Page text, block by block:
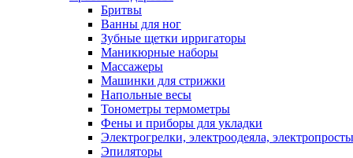
Бритвы
Ванны для ног
Зубные щетки ирригаторы
Маникюрные наборы
Массажеры
Машинки для стрижки
Напольные весы
Тонометры термометры
Фены и приборы для укладки
Электрогрелки, электроодеяла,
Эпиляторы